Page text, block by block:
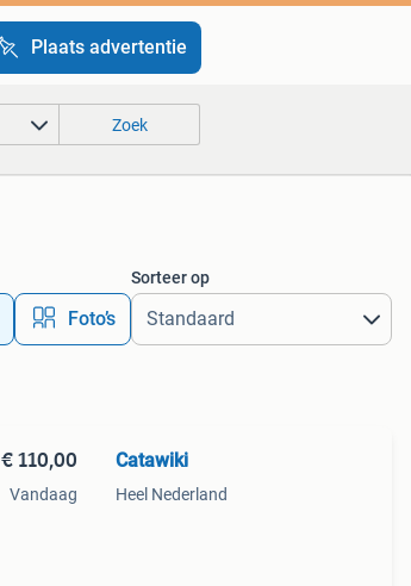
Plaats advertentie
Zoek
Foto’s
Sorteer op
€ 110,00
Vandaag
Catawiki
Heel Nederland